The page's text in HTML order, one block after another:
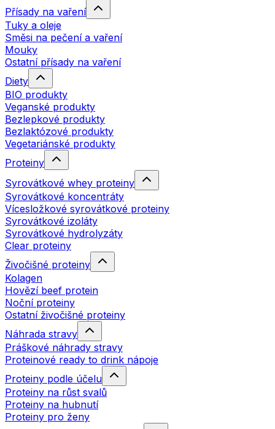
Přísady na vaření
Tuky a oleje
Směsi na pečení a vaření
Mouky
Ostatní přísady na vaření
Diety
BIO produkty
Veganské produkty
Bezlepkové produkty
Bezlaktózové produkty
Vegetariánské produkty
Proteiny
Syrovátkové whey proteiny
Syrovátkové koncentráty
Vícesložkové syrovátkové proteiny
Syrovátkové izoláty
Syrovátkové hydrolyzáty
Clear proteiny
Živočišné proteiny
Kolagen
Hovězí beef protein
Noční proteiny
Ostatní živočišné proteiny
Náhrada stravy
Práškové náhrady stravy
Proteinové ready to drink nápoje
Proteiny podle účelu
Proteiny na růst svalů
Proteiny na hubnutí
Proteiny pro ženy